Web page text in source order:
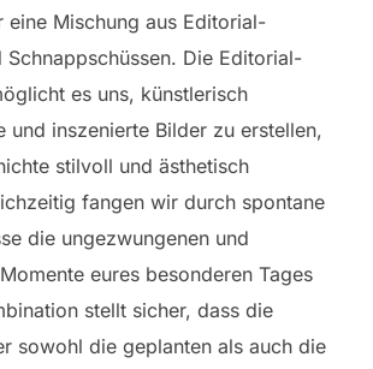
eine Mischung aus Editorial-
Schnappschüssen. Die Editorial-
es uns, künstlerisch
und inszenierte Bilder zu erstellen,
stilvoll und ästhetisch
fangen wir durch spontane
die ungezwungenen und
eures besonderen Tages
stellt sicher, dass die
sowohl die geplanten als auch die